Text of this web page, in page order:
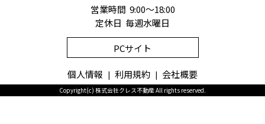
営業時間 9:00～18:00
定休日 毎週水曜日
PCサイト
個人情報 利用規約 会社概要
Copyright(c) 株式会社クレス不動産 All rights reserved.